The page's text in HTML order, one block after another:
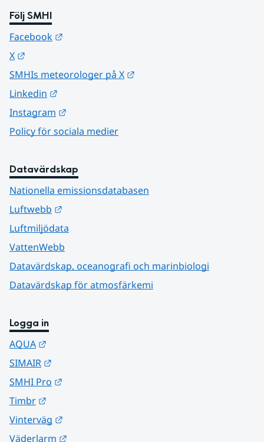
Följ SMHI
Facebook
X
SMHIs meteorologer på X
Linkedin
Instagram
Policy för sociala medier
Datavärdskap
Nationella emissionsdatabasen
Luftwebb
Luftmiljödata
VattenWebb
Datavärdskap, oceanografi och marinbiologi
Datavärdskap för atmosfärkemi
Logga in
AQUA
SIMAIR
SMHI Pro
Timbr
Vinterväg
Väderlarm